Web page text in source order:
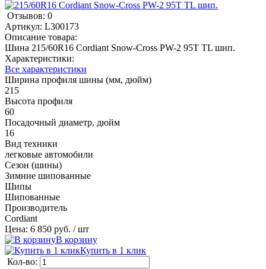
Отзывов: 0
Артикул: L300173
Описание товара:
Шина 215/60R16 Cordiant Snow-Cross PW-2 95T TL шип.
Характеристики:
Все характеристики
Ширина профиля шины (мм, дюйм)
215
Высота профиля
60
Посадочный диаметр, дюйм
16
Вид техники
легковые автомобили
Сезон (шины)
Зимние шипованные
Шипы
Шипованные
Производитель
Cordiant
Цена: 6 850 руб. / шт
В корзину
Купить в 1 клик
Кол-во: